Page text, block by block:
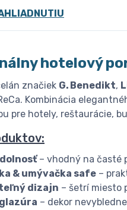
hotelový
značiek G. Benedikt,
Kombinácia
pre hotely, reštaurácie,
– vhodný na časté
& umývačka safe –
dizajn – šetrí miesto
– dekor